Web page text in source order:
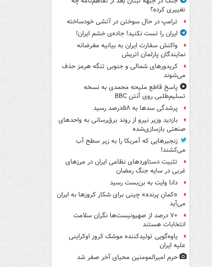
تغییری کرده؟
ترامپ در حال سوختن در آتشی خودساخته
ایران را تست نکنید! جاده‌ی خشم ایران!
واکنش سفارت ایران به بیانیه مغرضانه
نمایندگان پارلمان اتریش
کریدورهای شمالی و جنوبی تنگه هرمز حذف
می‌شوند
پاسخ قاطع ملیحه محمدی به نسخه
تسلیم‌طلبی روی آنتن BBC
پرشدگی سدها به ۵۸درصد رسید
بازدید وزیر نیرو از روند برق‌رسانی به واحدهای
صنعتی بازسازی‌شده
زنجیرهایی که آمریکا را به زیر سطح آب
می‌کشند!
تثبیت دستاوردهای نظامی ایران در مرزهای
غربی در سایه جنگ رمضان
دانا وایت به بن‌بست رسید
«کمانِ پرنده» چینی برای شکار کروزها به ایران
می‌آید
۷۰ درصد از صهیونیست‌ها نگران سلامت
انتخابات هستند
یاوه‌گویی تولیدکننده موشک کروز اوکراینی
علیه ایران
حرم امیرالمومنین محیای آخر صفر شد